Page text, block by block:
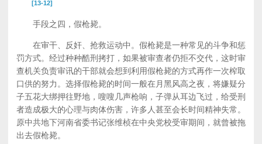
[13-12]
手段之四，假枪毙。
在审干、反奸、抢救运动中。假枪毙是一种常见的斗争和惩
罚方式。经过种种酷刑拷打，如果被审查者仍拒不交代，这时审
查机关负责审讯的干部就会想到利用假枪毙的方式再作一次榨取
口供的努力。选择假枪毙的时间一般在月黑风高之夜，将嫌疑分
子五花大绑押往野地，嗖嗖几声枪响，子弹从耳边飞过，给受刑
者造成极大的心理与肉体伤害，许多人甚至会长时间精神失常。
原中共地下河南省委书记张维桢在中央党校受审期间，就曾被拖
出去假枪毙。